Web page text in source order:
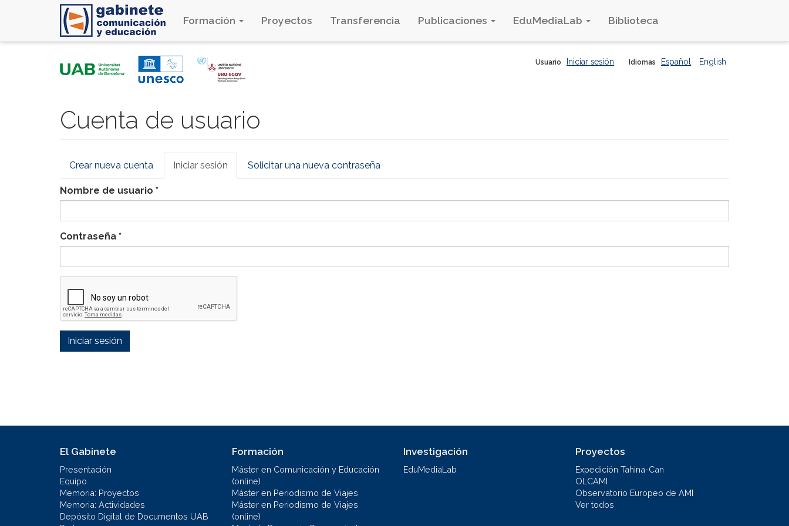
Formación Proyectos Transferencia Publicaciones EduMediaLab Biblioteca
Idiomas Español English
Usuario Iniciar sesión
Cuenta de usuario
Solapas
principales
Crear nueva cuenta Iniciar sesión (solapa
activa)
Solicitar una nueva contraseña
Nombre de usuario *
Contraseña *
Iniciar sesión
El Gabinete
Presentación
Equipo
Memoria: Proyectos
Memoria: Actividades
Depósito Digital de Documentos UAB
Formación
Máster en Comunicación y Educación
(online)
Máster en Periodismo de Viajes
Máster en Periodismo de Viajes
(online)
Investigación
EduMediaLab
Proyectos
Expedición Tahina-Can
OLCAMI
Observatorio Europeo de AMI
Ver todos